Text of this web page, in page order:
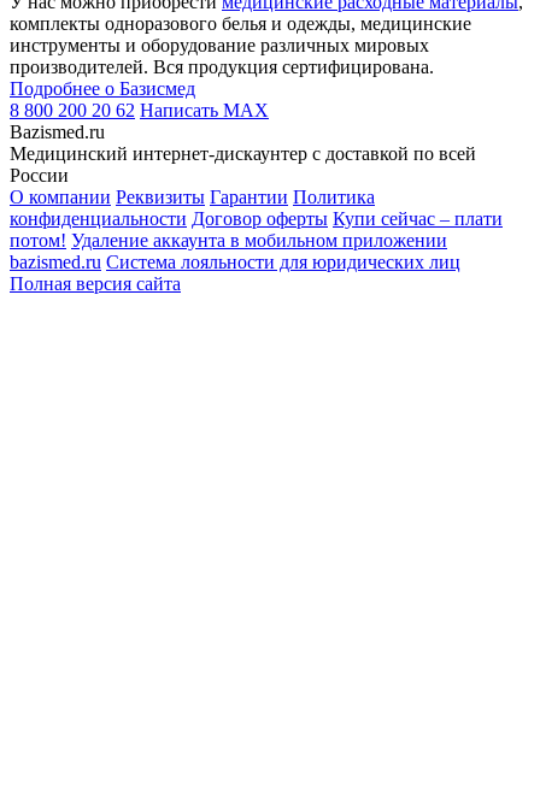
комплекты одноразового белья и одежды, медицинские
инструменты и оборудование различных мировых
производителей. Вся продукция сертифицирована.
Подробнее о Базисмед
8 800 200 20 62 Написать MAX
Bazismed.ru
Медицинский интернет-дискаунтер с доставкой по всей
России
О компании Реквизиты Гарантии Политика
конфиденциальности Договор оферты Купи сейчас – плати
потом! Удаление аккаунта в мобильном приложении
bazismed.ru Система лояльности для юридических лиц
Полная версия сайта